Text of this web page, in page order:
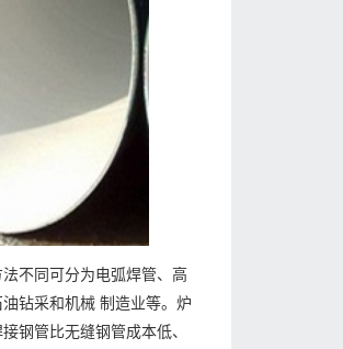
不同可分为电弧焊管、高
钻采和机械 制造业等。炉
钢管比无缝钢管成本低、